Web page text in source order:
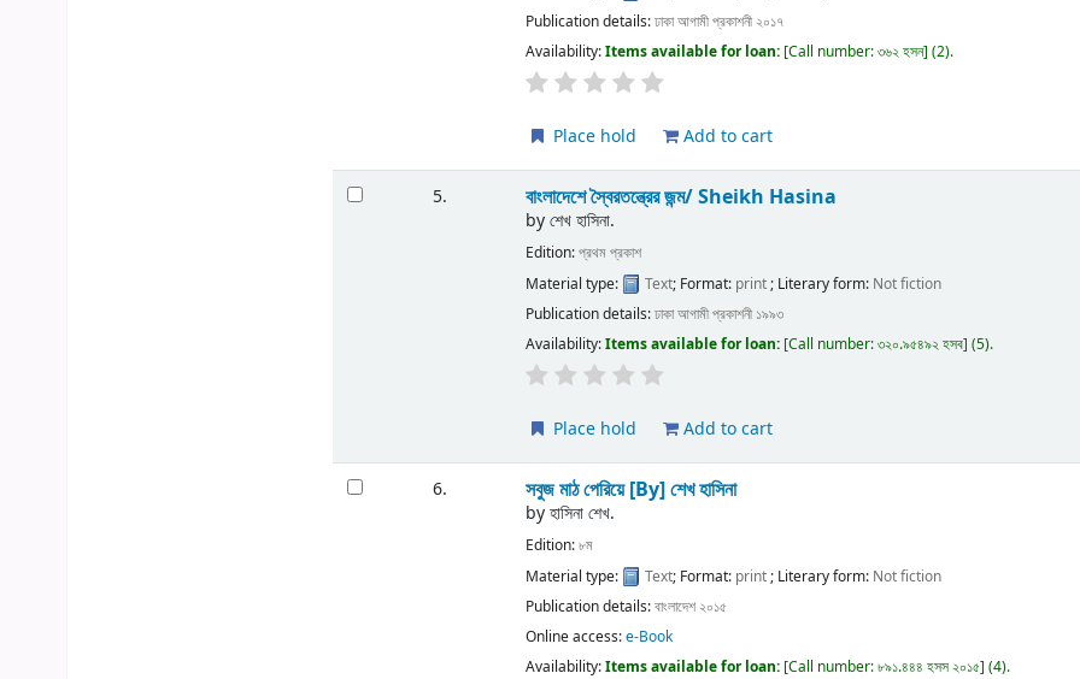
Publication details:ঢাকাআগামী প্রকাশনী ২০১৭
Availability:Items available for loan: Call number:৩৬২ হসন (2).
Place hold Add to cart
5. বাংলাদেশে স্বৈরতন্ত্রের জন্ম/Sheikh Hasina
byশেখ হাসিনা.
Edition:প্রথম প্রকাশ
Material type:
Text; Format: print ; Literary form: Not fiction
Publication details:ঢাকাআগামী প্রকাশনী ১৯৯৩
Availability:Items available for loan: Call number:৩২০.৯৫৪৯২ হসব (5).
Place hold Add to cart
6. সবুজ মাঠ পেরিয়ে[By] শেখ হাসিনা
byহাসিনা শেখ.
Edition:৮ম
Material type:
Text; Format: print; Literary form: Not fiction
Publication details:বাংলাদেশ ২০১৫
Online access:e-Book
Availability:Items available for loan: Call number:৮৯১.৪৪৪ হসস ২০১৫ (4).